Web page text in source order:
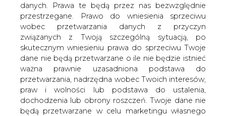
danych. Prawa te będą przez nas bezwzględnie
przestrzegane. Prawo do wniesienia sprzeciwu
wobec przetwarzania danych z przyczyn
związanych z Twoją szczególną sytuacją, po
skutecznym wniesieniu prawa do sprzeciwu Twoje
dane nie będą przetwarzane o ile nie będzie istnieć
ważna prawnie uzasadniona podstawa do
przetwarzania, nadrzędna wobec Twoich interesów,
praw i wolności lub podstawa do ustalenia,
dochodzenia lub obrony roszczeń. Twoje dane nie
będą przetwarzane w celu marketingu własnego
Pierwszą umowę na dofinansowanie
inwestycji związanych z odnawialnymi
źródłami energii w proekologicznym
programie "EWA plus" podpisano w
czwartek w Olsztynie. Pożyczkobiorcy,
planując inwestycję energetyki
odnawialnej do 2018 r., mają do
dyspozycji 20 mln zł.